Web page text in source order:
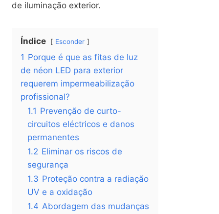
de iluminação exterior.
Índice Esconder
1 Porque é que as fitas de luz
de néon LED para exterior
requerem impermeabilização
profissional?
1.1 Prevenção de curto-
circuitos eléctricos e danos
permanentes
1.2 Eliminar os riscos de
segurança
1.3 Proteção contra a radiação
UV e a oxidação
1.4 Abordagem das mudanças